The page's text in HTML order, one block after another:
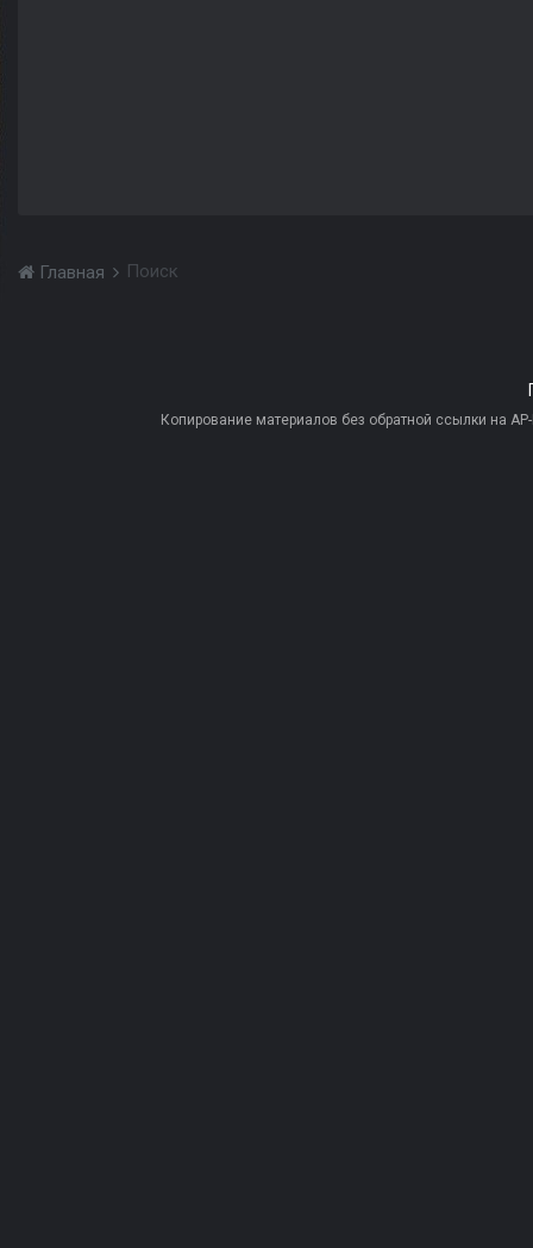
Главная Поиск
Копирование материалов без обратной ссылки на